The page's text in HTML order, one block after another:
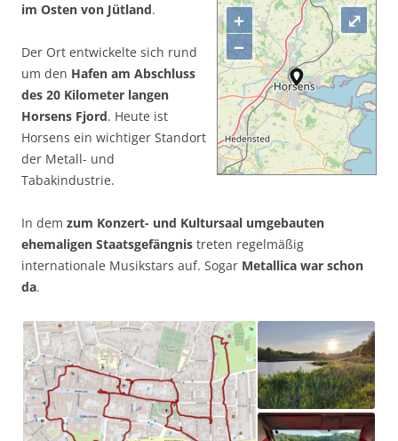
+
−
⤢
im Osten von Jütland.
Der Ort entwickelte sich rund
um den Hafen am Abschluss
des 20 Kilometer langen
Horsens Fjord. Heute ist
Horsens ein wichtiger Standort
der Metall- und
Tabakindustrie.
In dem zum Konzert- und Kultursaal umgebauten
ehemaligen Staatsgefängnis treten regelmäßig
internationale Musikstars auf. Sogar Metallica war schon
da.